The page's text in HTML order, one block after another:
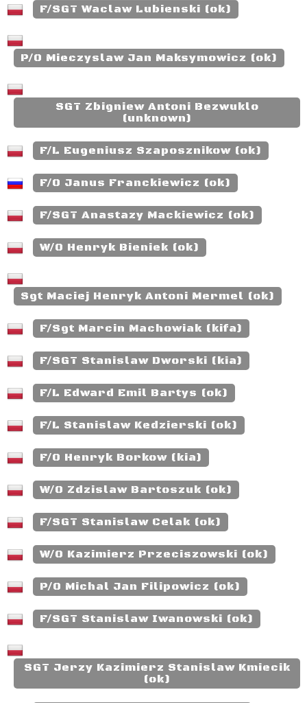
F/SGT Waclaw Lubienski (ok)
P/O Mieczyslaw Jan Maksymowicz (ok)
SGT Zbigniew Antoni Bezwuklo
(unknown)
F/L Eugeniusz Szaposznikow (ok)
F/O Janus Franckiewicz (ok)
F/SGT Anastazy Mackiewicz (ok)
W/O Henryk Bieniek (ok)
Sgt Maciej Henryk Antoni Mermel (ok)
F/Sgt Marcin Machowiak (kifa)
F/SGT Stanislaw Dworski (kia)
F/L Edward Emil Bartys (ok)
F/L Stanislaw Kedzierski (ok)
F/O Henryk Borkow (kia)
W/O Zdzislaw Bartoszuk (ok)
F/SGT Stanislaw Celak (ok)
W/O Kazimierz Przeciszowski (ok)
P/O Michal Jan Filipowicz (ok)
F/SGT Stanislaw Iwanowski (ok)
SGT Jerzy Kazimierz Stanislaw Kmiecik
(ok)